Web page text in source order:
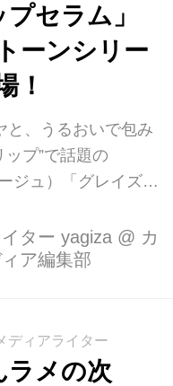
セラム」
ーンシリー
！
と、うるおいで包み
ップ”で話題の
ジュ）「グレイズ
ム」から、待望の
ーズがデビューしま
よりロフト・
いたい春夏にぴっ
ました。
ター yagiza @ カ
ア編集部
ディアライター
ラメの次